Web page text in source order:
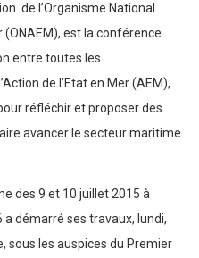
de l’Organisme National
(ONAEM), est la conférence
entre toutes les
de l’Etat en Mer (AEM),
réfléchir et proposer des
avancer le secteur maritime
des 9 et 10 juillet 2015 à
a démarré ses travaux, lundi,
sous les auspices du Premier